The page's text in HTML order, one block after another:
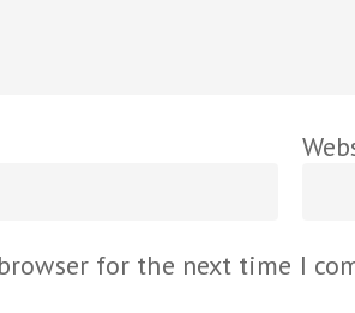
for the next time I